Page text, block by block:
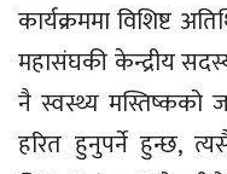
कार्यक्रममा विशिष्ट
महासंघकी केन्द्रीय
नै स्वस्थ्य मस्तिष्कको
हरित हुनुपर्ने हुन्छ,